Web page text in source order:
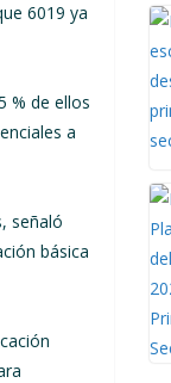
6019 ya
% de ellos
a
señaló
básica